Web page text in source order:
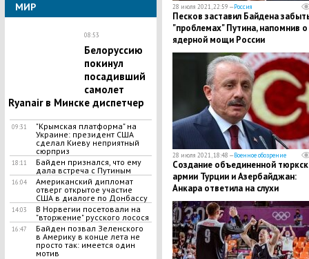
МИР
08:53
Белоруссию
покинул
посадивший
самолет
Ryanair в Минске диспетчер
09:31
​"Крымская платформа" на
Украине: президент США
сделал Киеву неприятный
сюрприз
18:11
Байден признался, что ему
дала встреча с Путиным
16:04
Американский дипломат
отверг открытое участие
США в диалоге по Донбассу
14:03
В Норвегии посетовали на
"вторжение" русского лосося
16:47
Байден позвал Зеленского
в Америку в конце лета не
просто так: имеется один
мотив
28 июля 2021, 22:59 —Россия
Песков заставил Байдена
"проблемах" Путина, напомнив о
ядерной мощи России
28 июля 2021, 18:48 —Военное обозрение
Создание объединенной
армии Турции и Азербайджан:
Анкара ответила на слухи